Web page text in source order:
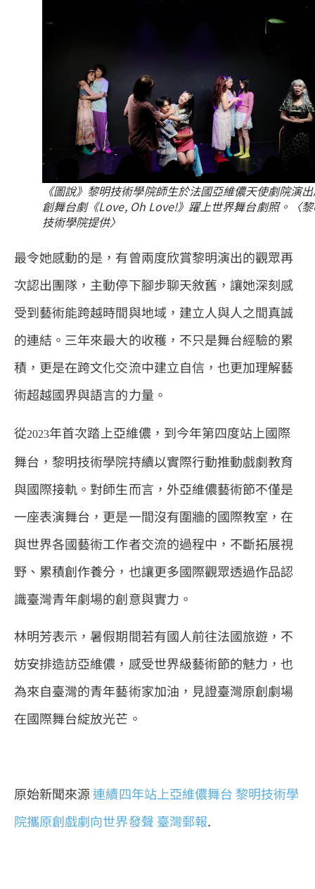
《圖說》黎明技術學院師生於法國亞維儂天使劇院演
創舞台劇《Love, Oh Love!》躍上世界舞台劇照。〈
技術學院提供〉
最令她感動的是，有曾兩度欣賞黎明演出的觀眾再
次認出團隊，主動停下腳步聊天敘舊，讓她深刻感
受到藝術能跨越時間與地域，建立人與人之間真誠
的連結。三年來最大的收穫，不只是舞台經驗的累
積，更是在跨文化交流中建立自信，也更加理解藝
術超越國界與語言的力量。
從2023年首次踏上亞維儂，到今年第四度站上國際
舞台，黎明技術學院持續以實際行動推動戲劇教育
與國際接軌。對師生而言，外亞維儂藝術節不僅是
一座表演舞台，更是一間沒有圍牆的國際教室，在
與世界各國藝術工作者交流的過程中，不斷拓展視
野、累積創作養分，也讓更多國際觀眾透過作品認
識臺灣青年劇場的創意與實力。
林明芳表示，暑假期間若有國人前往法國旅遊，不
妨安排造訪亞維儂，感受世界級藝術節的魅力，也
為來自臺灣的青年藝術家加油，見證臺灣原創劇場
在國際舞台綻放光芒。
原始新聞來源連續四年站上亞維儂舞台 黎明技術學
院攜原創戲劇向世界發聲 臺灣郵報.